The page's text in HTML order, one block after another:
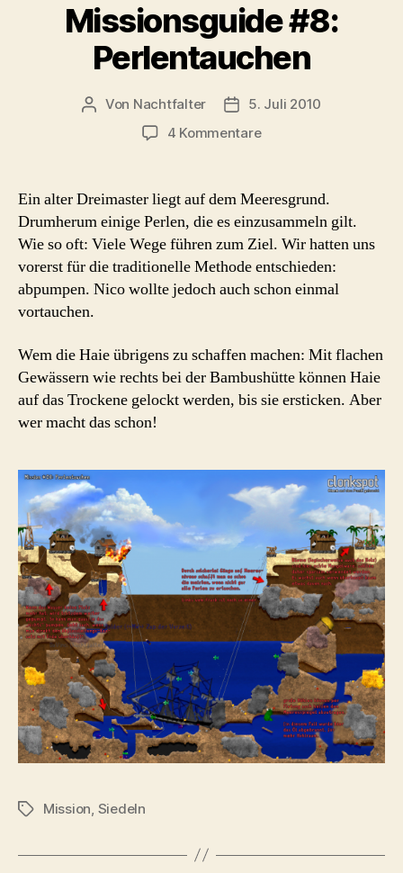
Missionsguide #8:
Perlentauchen
Beitragsautor
Von Nachtfalter Beitragsdatum
5. Juli 2010
4 Kommentarezu
Perlentauchen
Ein alter Dreimaster liegt auf dem Meeresgrund.
Drumherum einige Perlen, die es einzusammeln gilt.
Wie so oft: Viele Wege führen zum Ziel. Wir hatten uns
vorerst für die traditionelle Methode entschieden:
abpumpen. Nico wollte jedoch auch schon einmal
vortauchen.
Wem die Haie übrigens zu schaffen machen: Mit flachen
Gewässern wie rechts bei der Bambushütte können Haie
auf das Trockene gelockt werden, bis sie ersticken. Aber
wer macht das schon!
Schlagwörter
Mission, Siedeln